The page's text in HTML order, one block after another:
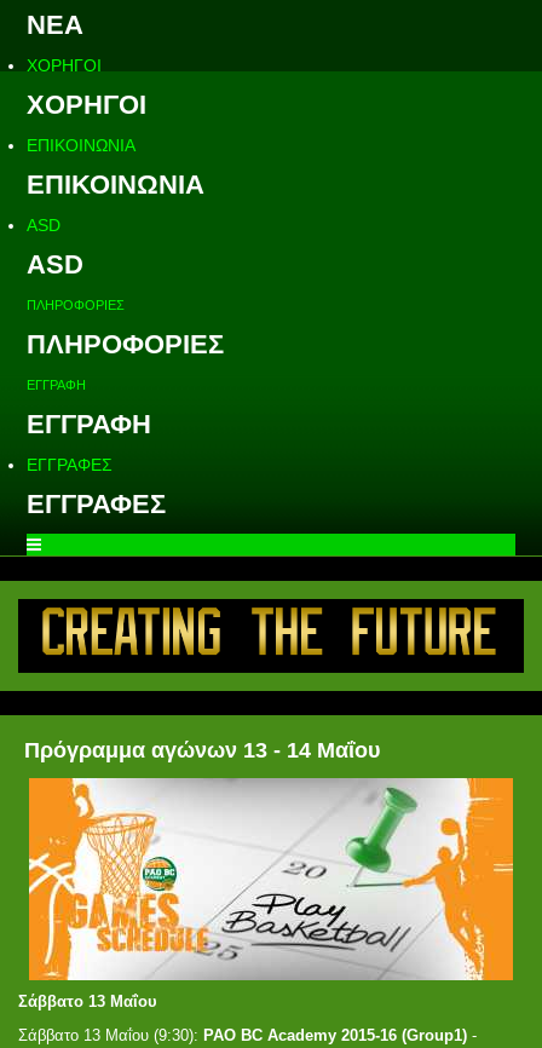
ΝΕΑ
ΧΟΡΗΓΟΙ
ΧΟΡΗΓΟΙ
ΕΠΙΚΟΙΝΩΝΙΑ
ΕΠΙΚΟΙΝΩΝΙΑ
ASD
ASD
ΠΛΗΡΟΦΟΡΙΕΣ
ΠΛΗΡΟΦΟΡΙΕΣ
ΕΓΓΡΑΦΗ
ΕΓΓΡΑΦΗ
ΕΓΓΡΑΦΕΣ
ΕΓΓΡΑΦΕΣ
Πρόγραμμα αγώνων 13 - 14 Μαΐου
Σάββατο 13 Μαΐου
Σάββατο 13 Μαΐου (9:30): PAO BC Academy 2015-16 (Group1) -